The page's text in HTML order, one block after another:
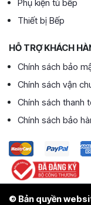
Phụ kiện tủ bếp
Thiết bị Bếp
HỖ TRỢ KHÁCH
Chính sách bảo
Chính sách vận
Chính sách thanh
Chính sách bảo
© Bản quyền